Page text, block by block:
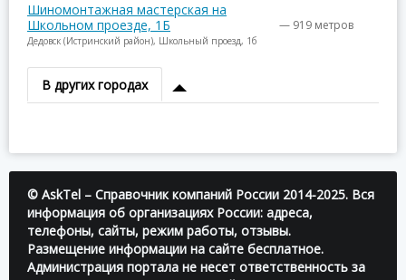
Шиномонтажная мастерская на
Школьном проезде, 1Б
Дедовск (Истринский район), Школьный проезд, 1б
— 919 метров
В других городах
© AskTel – Справочник компаний России 2014-2025. Вся
информация об организациях России: адреса,
телефоны, сайты, режим работы, отзывы.
Размещение информации на сайте бесплатное.
Администрация портала не несет ответственность за